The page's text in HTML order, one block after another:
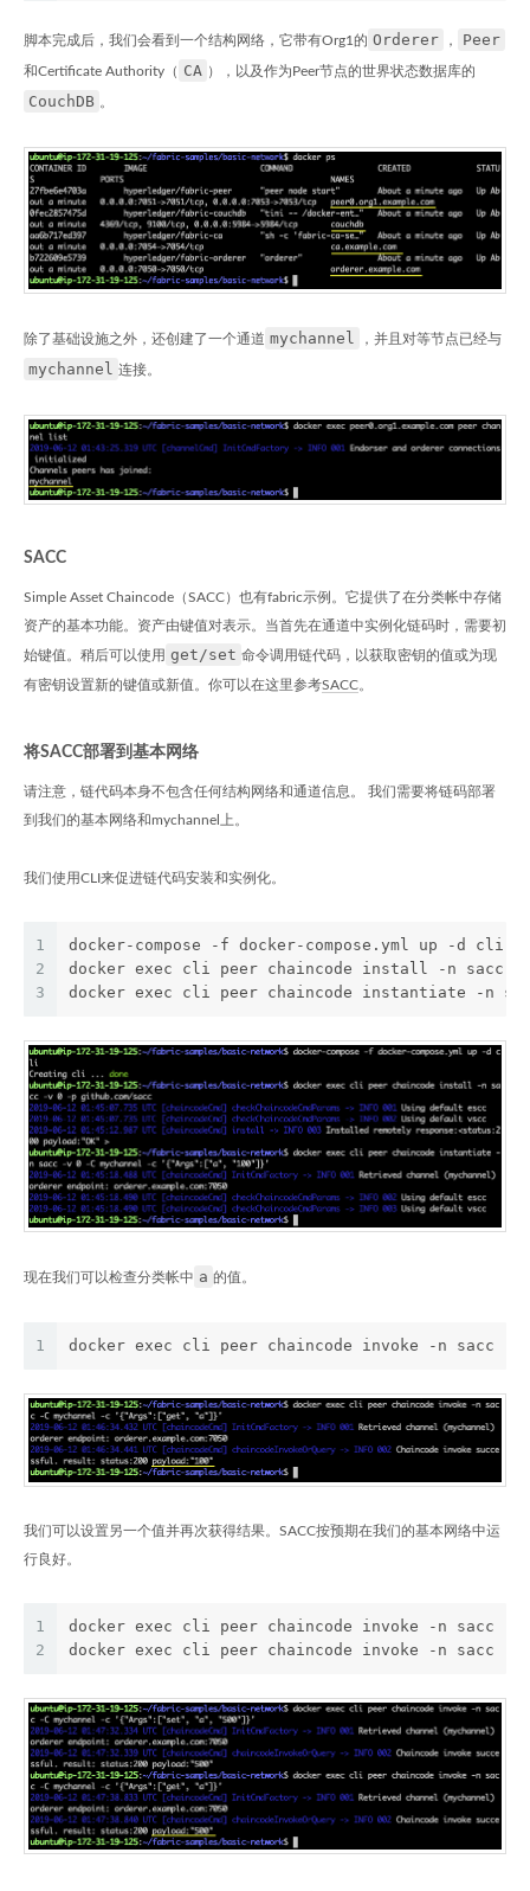
脚本完成后，我们会看到一个结构网络，它带有Org1的 Orderer ， Peer
和Certificate Authority（ CA ），以及作为Peer节点的世界状态数据库的
CouchDB 。
除了基础设施之外，还创建了一个通道 mychannel ，并且对等节点已经与
mychannel 连接。
SACC
Simple Asset Chaincode（SACC）也有fabric示例。它提供了在分类帐中存储
资产的基本功能。资产由键值对表示。当首先在通道中实例化链码时，需要初
始键值。稍后可以使用 get/set 命令调用链代码，以获取密钥的值或为现
有密钥设置新的键值或新值。你可以在这里参考SACC。
将SACC部署到基本网络
请注意，链代码本身不包含任何结构网络和通道信息。 我们需要将链码部署
到我们的基本网络和mychannel上。
我们使用CLI来促进链代码安装和实例化。
1
2
3
docker-compose -f docker-compose.yml up -d cli
docker exec cli peer chaincode install -n sacc -
docker exec cli peer chaincode instantiate -n
现在我们可以检查分类帐中 a 的值。
1 docker exec cli peer chaincode invoke -n sacc
我们可以设置另一个值并再次获得结果。SACC按预期在我们的基本网络中运
行良好。
1
2
docker exec cli peer chaincode invoke -n sacc
docker exec cli peer chaincode invoke -n sacc